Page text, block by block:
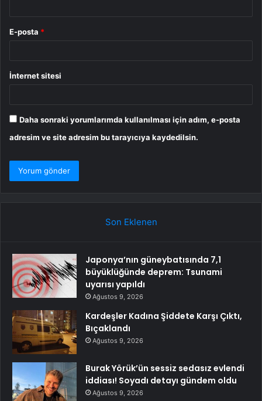
E-posta *
İnternet sitesi
Daha sonraki yorumlarımda kullanılması için adım, e-posta
adresim ve site adresim bu tarayıcıya kaydedilsin.
Son Eklenen
Japonya’nın güneybatısında 7,1
büyüklüğünde deprem: Tsunami
uyarısı yapıldı
Ağustos 9, 2026
Kardeşler Kadına Şiddete Karşı Çıktı,
Bıçaklandı
Ağustos 9, 2026
Burak Yörük’ün sessiz sedasız evlendi
iddiası! Soyadı detayı gündem oldu
Ağustos 9, 2026